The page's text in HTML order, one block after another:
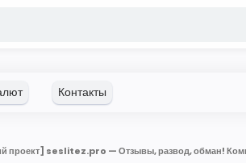
проект] seslitez.pro — Отзывы, развод, обман!